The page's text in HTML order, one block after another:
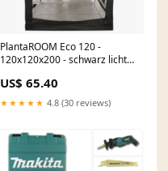
PlantaROOM Eco 120 -
120x120x200 - schwarz licht-
US$ 65.40
★★★★★ 4.8 (30 reviews)